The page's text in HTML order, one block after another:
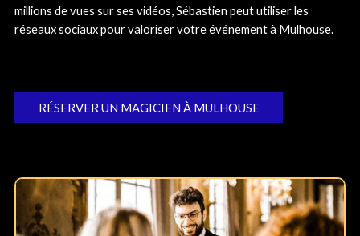
millions de vues sur ses vidéos, Sébastien peut utiliser les
réseaux sociaux pour valoriser votre événement à Mulhouse.
RÉSERVER UN MAGICIEN À MULHOUSE